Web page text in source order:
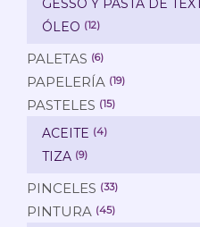
ÓLEO (12)
PALETAS (6)
PAPELERÍA (19)
PASTELES (15)
ACEITE (4)
TIZA (9)
PINCELES (33)
PINTURA (45)